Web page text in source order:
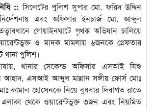
:: সিলেটের পুলিশ সুপার মো. ফরিদ উদ্দিন
এবং অফিসার ইনচার্জ মো. আব্দুল
গোয়াইনঘাটে পৃথক অভিযান চালিয়ে
ও মাদক মামলায় ৬জনকে গ্রেফতার
থানা পুলিশ।
থানার সেকেন্ড অফিসার এসআই যিশু
এসআই আব্দুল মান্নান সঙ্গীয় ফোর্স মোঃ
কামাল হোসেনকে নিয়ে বুধবার দিবাগত রাতে
এলাকা থেকে ওয়ারেন্টভুক্ত ৩জন এবং নিয়মিত